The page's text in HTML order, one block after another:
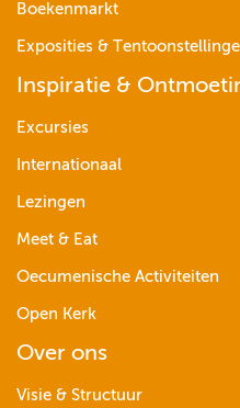
Boekenmarkt
Exposities &
Inspiratie &
Excursies
Internationaal
Lezingen
Meet & Eat
Oecumenische Activiteiten
Open Kerk
Over ons
Visie & Structuur